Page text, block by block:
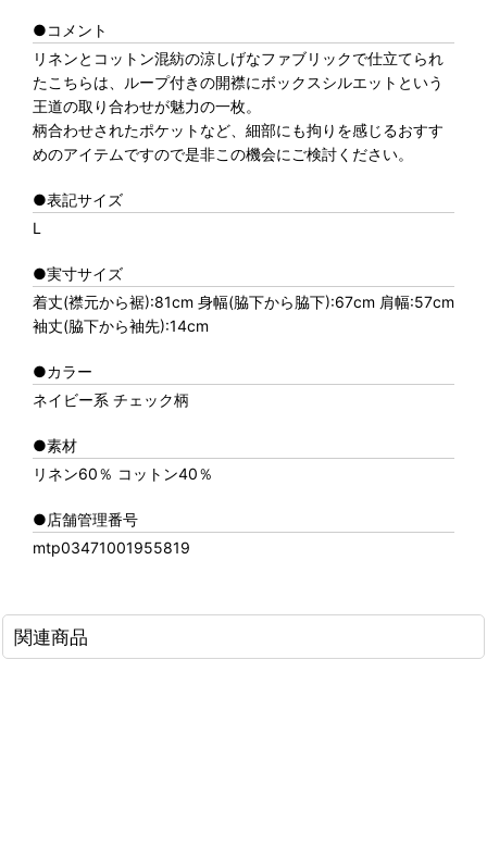
●コメント
リネンとコットン混紡の涼しげなファブリックで仕立てられ
たこちらは、ループ付きの開襟にボックスシルエットという
王道の取り合わせが魅力の一枚。
柄合わせされたポケットなど、細部にも拘りを感じるおすす
めのアイテムですので是非この機会にご検討ください。
●表記サイズ
L
●実寸サイズ
着丈(襟元から裾):81cm 身幅(脇下から脇下):67cm 肩幅:57cm
袖丈(脇下から袖先):14cm
●カラー
ネイビー系 チェック柄
●素材
リネン60％ コットン40％
●店舗管理番号
mtp03471001955819
関連商品